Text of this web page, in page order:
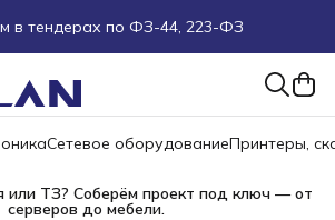
в тендерах по ФЗ-44, 223-ФЗ
оборудование под ТЗ
запрос на e-mail или в чат
Сетевое оборудованиеПринтеры,
или ТЗ? Соберём проект под ключ — от
серверов до мебели.